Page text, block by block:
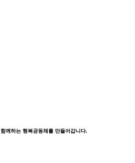
께하는 행복공동체를 만들어갑니다.